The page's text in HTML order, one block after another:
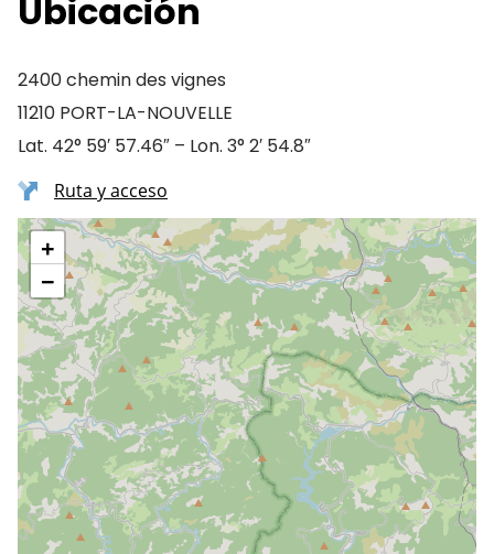
Ubicación
2400 chemin des vignes
11210 PORT-LA-NOUVELLE
Lat. 42° 59′ 57.46″ – Lon. 3° 2′ 54.8″
Ruta y acceso
+
−